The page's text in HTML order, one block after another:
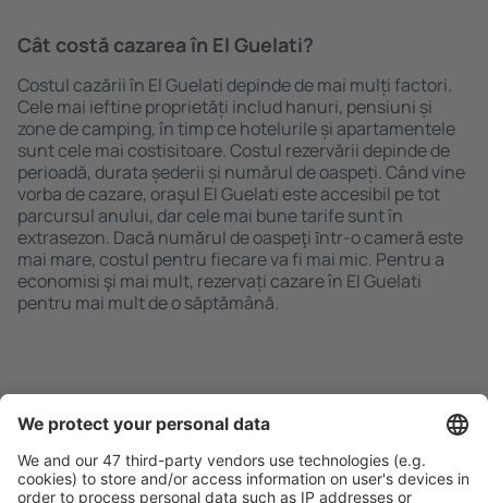
Cât costă cazarea în El Guelati?
Costul cazării în El Guelati depinde de mai mulți factori.
Cele mai ieftine proprietăți includ hanuri, pensiuni și
zone de camping, în timp ce hotelurile și apartamentele
sunt cele mai costisitoare. Costul rezervării depinde de
perioadă, durata șederii și numărul de oaspeți. Când vine
vorba de cazare, oraşul El Guelati este accesibil pe tot
parcursul anului, dar cele mai bune tarife sunt în
extrasezon. Dacă numărul de oaspeţi ȋntr-o cameră este
mai mare, costul pentru fiecare va fi mai mic. Pentru a
economisi şi mai mult, rezervați cazare în El Guelati
pentru mai mult de o săptămână.
Caută rapid şi uşor
Ofertă adaptată aşteptărilor tale.